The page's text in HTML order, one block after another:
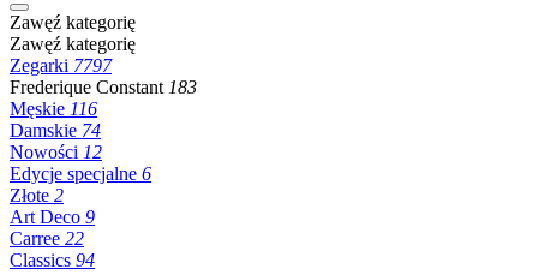
Zawęź kategorię
Zawęź kategorię
Zegarki 7797
Frederique Constant 183
Męskie 116
Damskie 74
Nowości 12
Edycje specjalne 6
Złote 2
Art Deco 9
Carree 22
Classics 94